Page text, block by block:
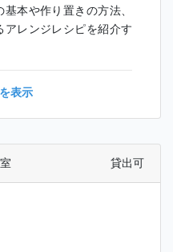
本や作り置きの方法、
アレンジレシピを紹介す
表示
貸出可